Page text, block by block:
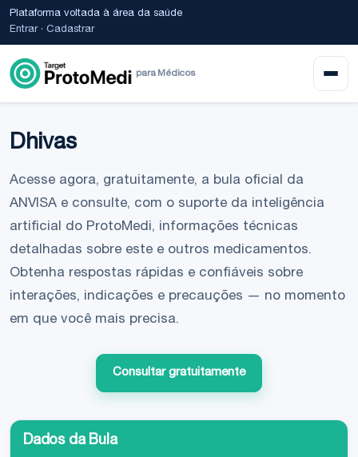
Plataforma voltada à área da saúde
Entrar· Cadastrar
para Médicos
Dhivas
Acesse agora, gratuitamente, a bula oficial da
ANVISA e consulte, com o suporte da inteligência
artificial do ProtoMedi, informações técnicas
detalhadas sobre este e outros medicamentos.
Obtenha respostas rápidas e confiáveis sobre
interações, indicações e precauções — no momento
em que você mais precisa.
Consultar gratuitamente
Dados da Bula